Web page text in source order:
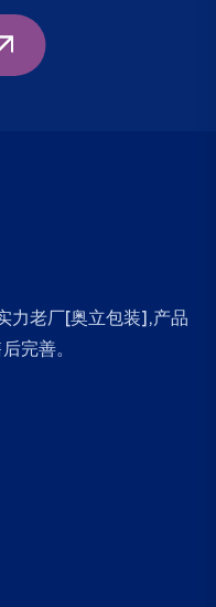
力老厂[奥立包装],产品
完善。